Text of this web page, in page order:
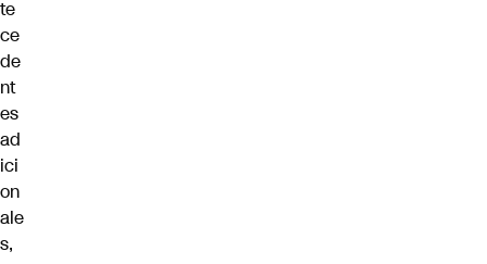
te
ce
de
nt
es
ad
ici
on
ale
s,